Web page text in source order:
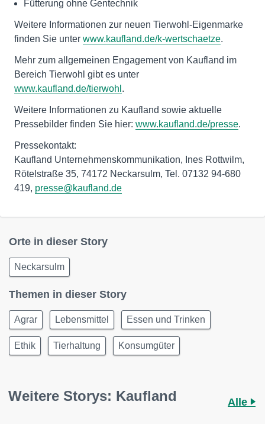
Fütterung ohne Gentechnik
Weitere Informationen zur neuen Tierwohl-Eigenmarke
finden Sie unter www.kaufland.de/k-wertschaetze.
Mehr zum allgemeinen Engagement von Kaufland im
Bereich Tierwohl gibt es unter
www.kaufland.de/tierwohl .
Weitere Informationen zu Kaufland sowie aktuelle
Pressebilder finden Sie hier: www.kaufland.de/presse.
Pressekontakt:
Kaufland Unternehmenskommunikation, Ines Rottwilm,
Rötelstraße 35, 74172 Neckarsulm, Tel. 07132 94-680
419, presse@kaufland.de
Orte in dieser Story
Neckarsulm
Themen in dieser Story
Agrar Lebensmittel Essen und Trinken
Ethik Tierhaltung Konsumgüter
Weitere Storys: Kaufland Alle